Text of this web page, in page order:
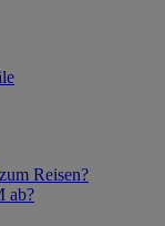
Reisen?
ab?